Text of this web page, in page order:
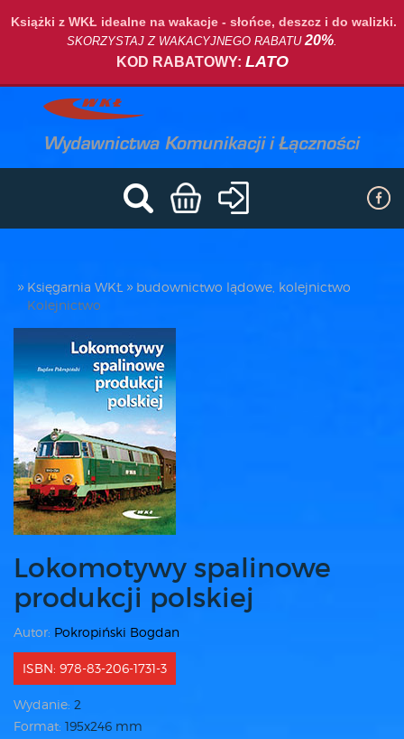
Książki z WKŁ idealne na wakacje - słońce, deszcz i do walizki.
SKORZYSTAJ Z WAKACYJNEGO RABATU20%.
KOD RABATOWY: LATO
Księgarnia WKŁ
budownictwo lądowe, kolejnictwo
Kolejnictwo
Lokomotywy spalinowe
produkcji polskiej
Autor: Pokropiński Bogdan
ISBN: 978-83-206-1731-3
Wydanie: 2
Format: 195x246 mm